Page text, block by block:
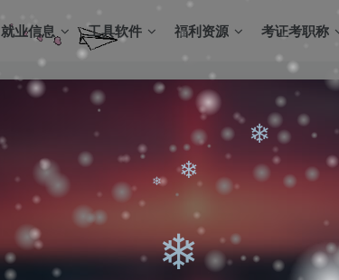
就业信息 工具软件 福利资源 考证考职称
❄
❄
❄